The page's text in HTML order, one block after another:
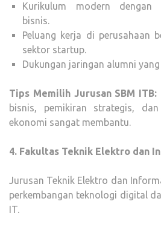
Kurikulum modern dengan
bisnis.
Peluang kerja di perusahaan
sektor startup.
Dukungan jaringan alumni
Tips Memilih Jurusan SBM ITB:
bisnis, pemikiran strategis,
ekonomi sangat membantu.
4. Fakultas Teknik Elektro dan
Jurusan Teknik Elektro dan
perkembangan teknologi digital
IT.